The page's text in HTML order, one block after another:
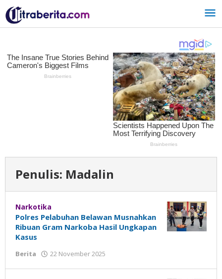
Lewati
ke
konten
Penulis: Madalin
Narkotika
Polres Pelabuhan Belawan Musnahkan
Ribuan Gram Narkoba Hasil Ungkapan
Kasus
Berita 22 November 2025